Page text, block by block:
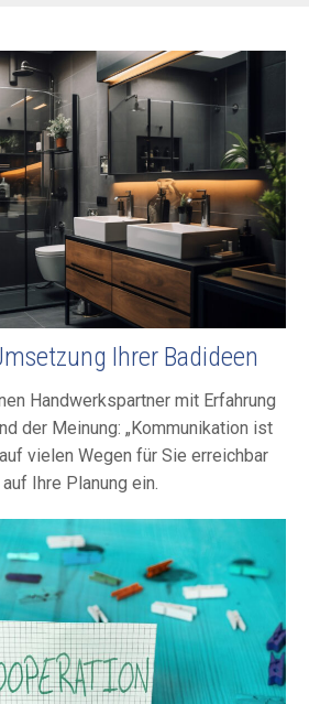
Ihrer Badideen
Hand­werks­part­ner mit Erfah­rung
der Mei­nung: „Kommu­ni­kation ist
vie­len We­gen für Sie er­reich­bar
Ihre Pla­nung ein.